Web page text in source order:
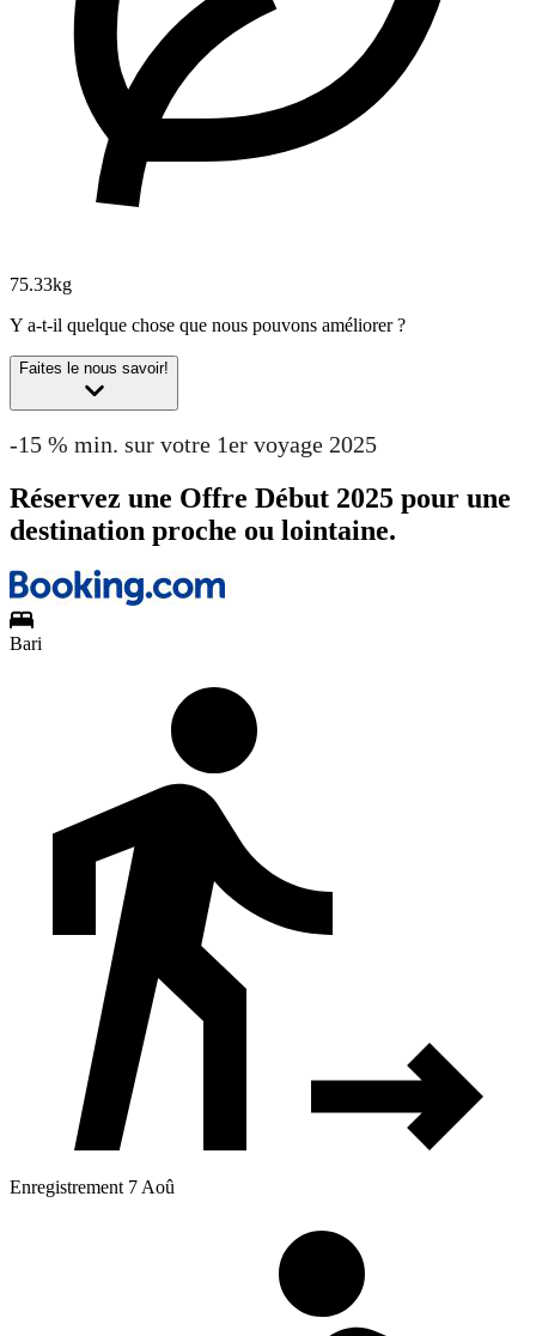
75.33kg
Y a-t-il quelque chose que nous pouvons améliorer ?
Faites le nous savoir!
-15 % min. sur votre 1er voyage 2025
Réservez une Offre Début 2025 pour une
destination proche ou lointaine.
Bari
Enregistrement 7 Aoû